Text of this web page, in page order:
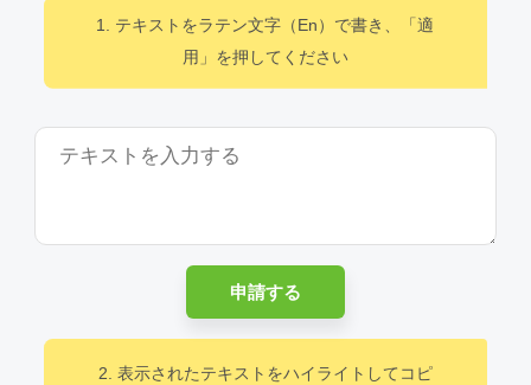
1. テキストをラテン文字（En）で書き、「適
用」を押してください
申請する
2. 表示されたテキストをハイライトしてコピ